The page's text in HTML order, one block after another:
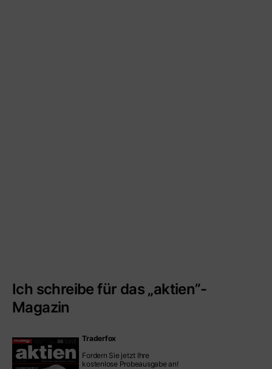
Ich schreibe für das „aktien”-
Magazin
Traderfox
Fordern Sie jetzt Ihre
kostenlose Probeausgabe an!